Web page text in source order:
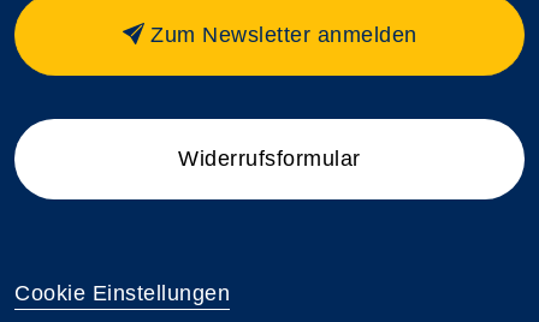
Zum Newsletter anmelden
Widerrufsformular
Cookie Einstellungen